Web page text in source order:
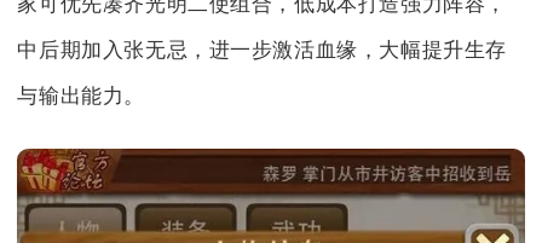
中后期加入张无忌，进一步激活血缘，大幅提升生存
与输出能力。